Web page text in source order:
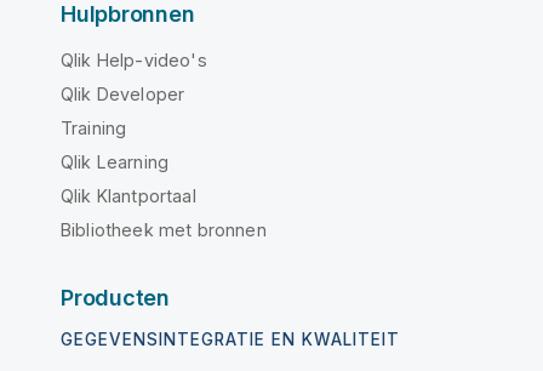
Hulpbronnen
Qlik Help-video's
Qlik Developer
Training
Qlik Learning
Qlik Klantportaal
Bibliotheek met bronnen
Producten
GEGEVENSINTEGRATIE EN KWALITEIT